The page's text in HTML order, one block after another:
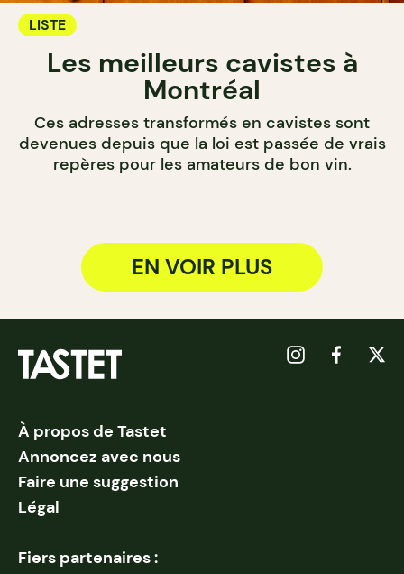
LISTE
Les meilleurs cavistes à
Montréal
Ces adresses transformés en cavistes sont
devenues depuis que la loi est passée de vrais
repères pour les amateurs de bon vin.
EN VOIR PLUS
À propos de Tastet
Annoncez avec nous
Faire une suggestion
Légal
Fiers partenaires :